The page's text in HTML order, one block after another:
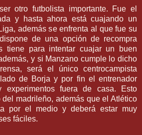
otro futbolista importante. Fue el
y hasta ahora está cuajando un
además se enfrenta al que fue su
de una opción de recompra
tiene para intentar cuajar un buen
y si Manzano cumple lo dicho
será el único centrocampista
de Borja y por fin el entrenador
fuera de casa. Esto
madrileño, además que el Atlético
por el medio y deberá estar muy
fáciles.